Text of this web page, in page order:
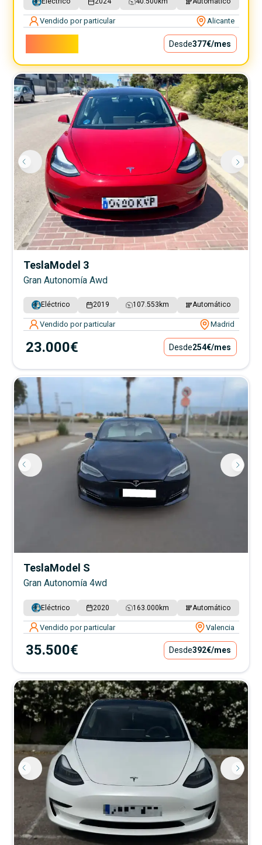
Vendido por particular Alicante
Desde377€/mes
TeslaModel 3
Gran Autonomía Awd
Eléctrico 2019 107.553 km Automático
Vendido por particular Madrid
23.000€ Desde254€/mes
TeslaModel S
Gran Autonomía 4wd
Eléctrico 2020 163.000 km Automático
Vendido por particular Valencia
35.500€ Desde392€/mes